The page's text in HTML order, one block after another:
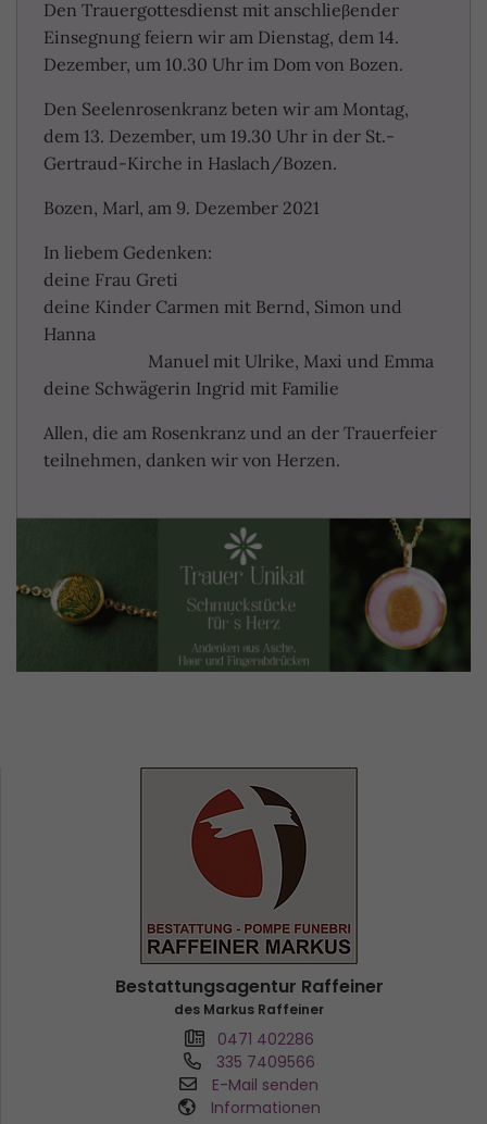
Den Trauergottesdienst mit anschlieβender
Einsegnung feiern wir am Dienstag, dem 14.
Dezember, um 10.30 Uhr im Dom von Bozen.
Den Seelenrosenkranz beten wir am Montag,
dem 13. Dezember, um 19.30 Uhr in der St.-
Gertraud-Kirche in Haslach/Bozen.
Bozen, Marl, am 9. Dezember 2021
In liebem Gedenken:
deine Frau Greti
deine Kinder Carmen mit Bernd, Simon und
Hanna
Manuel mit Ulrike, Maxi und Emma
deine Schwägerin Ingrid mit Familie
Allen, die am Rosenkranz und an der Trauerfeier
teilnehmen, danken wir von Herzen.
Bestattungsagentur Raffeiner
des Markus Raffeiner
0471 402286
335 7409566
E-Mail senden
Informationen